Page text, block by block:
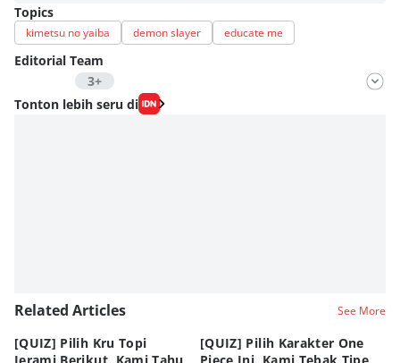
Topics
kimetsu no yaiba demon slayer educate me
Editorial Team
3+
Editor
Fahrul Razi Uni Nurullah
SEO Intern Duniaku
Editor
Tonton lebih seru di
Related Articles See More
[QUIZ] Pilih Kru Topi
[QUIZ] Pilih Karakter One